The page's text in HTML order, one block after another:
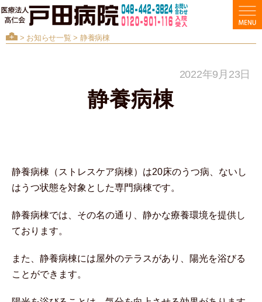
> お知らせ一覧 > 静養病棟
2022年9月23日
静養病棟
静養病棟（ストレスケア病棟）は20床のうつ病、ないし
はうつ状態を対象とした専門病棟です。
静養病棟では、その名の通り、静かな療養環境を提供し
ております。
また、静養病棟には屋外のテラスがあり、陽光を浴びる
ことができます。